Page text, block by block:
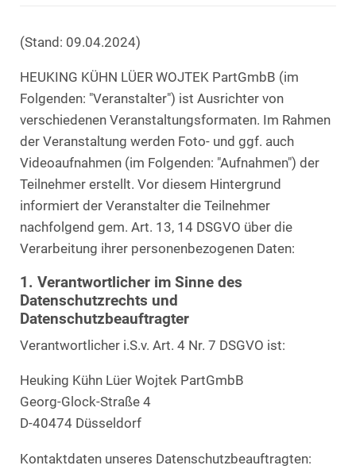
(Stand: 09.04.2024)
HEUKING KÜHN LÜER WOJTEK PartGmbB (im
Folgenden: "Veranstalter") ist Ausrichter von
verschiedenen Veranstaltungsformaten. Im Rahmen
der Veranstaltung werden Foto- und ggf. auch
Videoaufnahmen (im Folgenden: "Aufnahmen") der
Teilnehmer erstellt. Vor diesem Hintergrund
informiert der Veranstalter die Teilnehmer
nachfolgend gem. Art. 13, 14 DSGVO über die
Verarbeitung ihrer personenbezogenen Daten:
1. Verantwortlicher im Sinne des
Datenschutzrechts und
Datenschutzbeauftragter
Verantwortlicher i.S.v. Art. 4 Nr. 7 DSGVO ist:
Heuking Kühn Lüer Wojtek PartGmbB
Georg-Glock-Straße 4
D-40474 Düsseldorf
Kontaktdaten unseres Datenschutzbeauftragten: